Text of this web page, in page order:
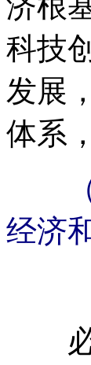
科技
发展
体系
经济
必